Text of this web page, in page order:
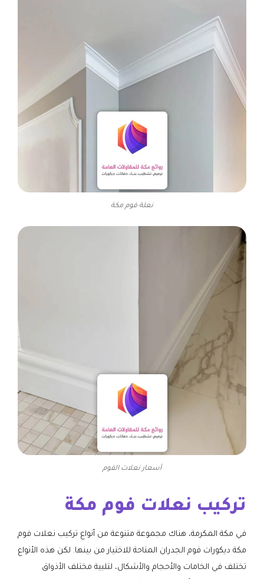
نعلة فوم مكة
أسعار نعلات الفوم
تركيب نعلات فوم مكة
في مكة المكرمة، هناك مجموعة متنوعة من أنواع تركيب نعلات فوم
مكة ديكورات فوم الجدران المتاحة للاختيار من بينها. لكن هذه الأنواع
تختلف في الخامات والأحجام والأشكال، لتلبية مختلف الأذواق